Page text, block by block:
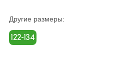
Другие размеры:
122-134